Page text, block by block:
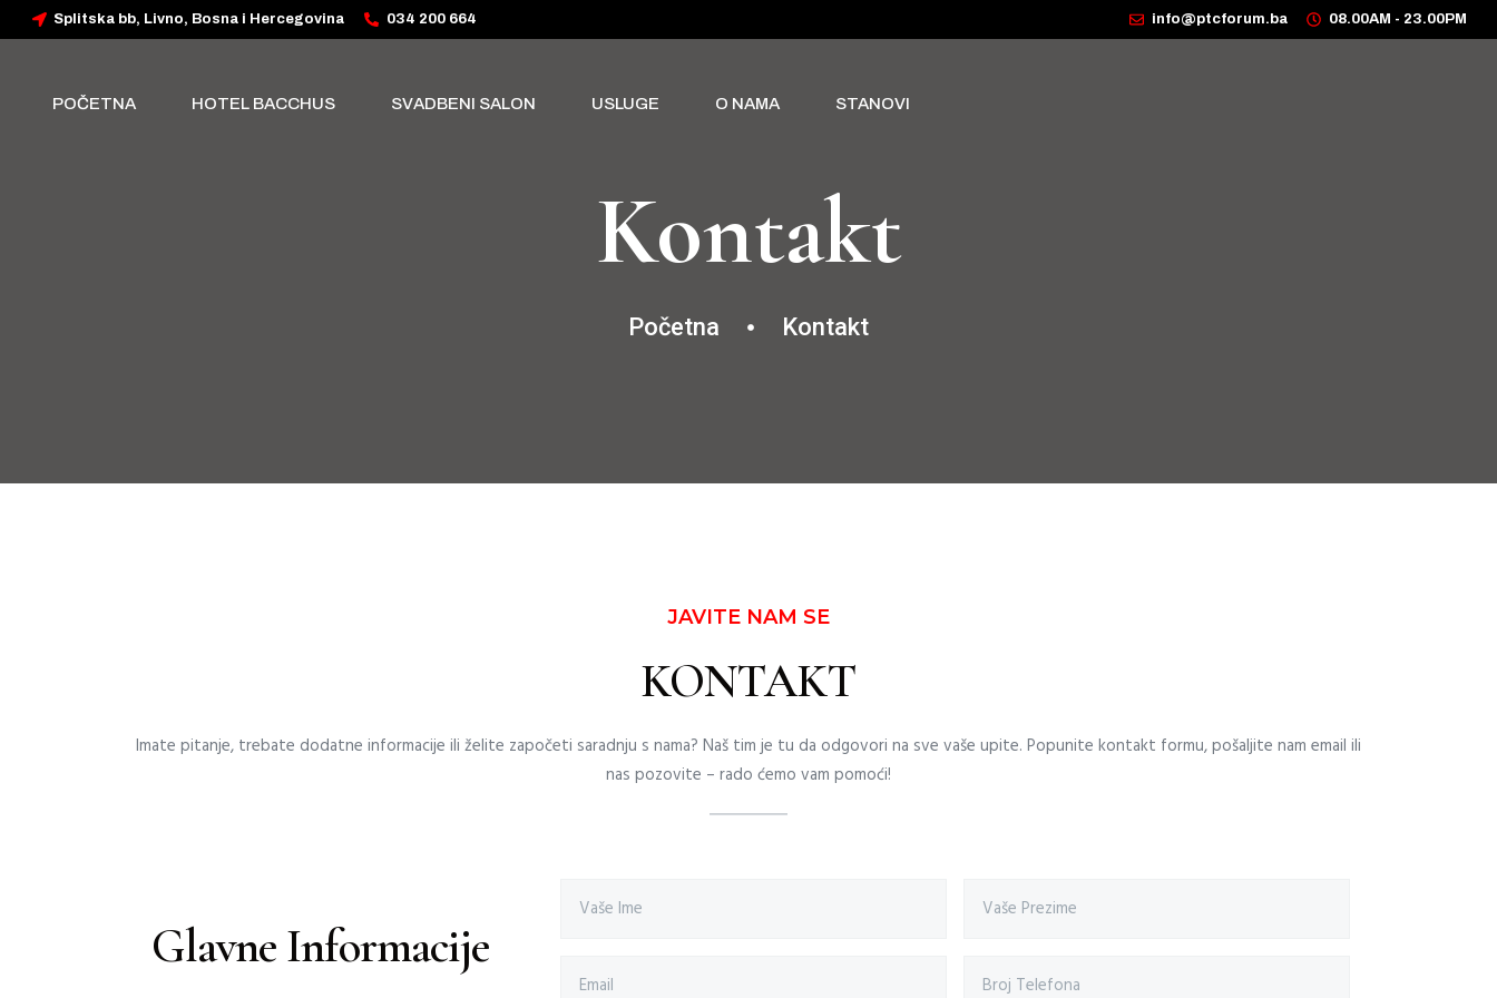
Splitska bb, Livno, Bosna i Hercegovina 034 200 664 info@ptcforum.ba 08.00AM - 23.00PM
POČETNA HOTEL BACCHUS SVADBENI SALON USLUGE O NAMA STANOVI
Kontakt
Početna Kontakt
JAVITE NAM SE
KONTAKT
Imate pitanje, trebate dodatne informacije ili želite započeti saradnju s nama? Naš tim je tu da odgovori na sve vaše upite. Popunite kontakt formu, pošaljite nam email ili
nas pozovite – rado ćemo vam pomoći!
Glavne Informacije